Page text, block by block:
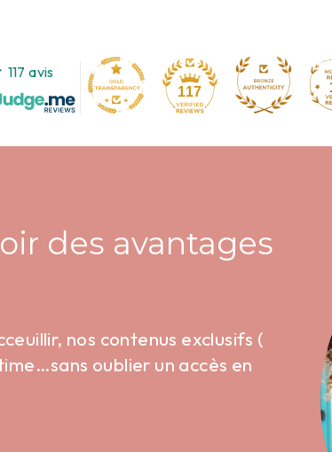
117 avis
117
des avantages
nos contenus exclusifs (
oublier un accès en